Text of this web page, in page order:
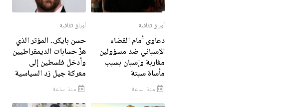
أوراق ثقافية
دعاوى أمام القضاء
الإسباني ضد مسؤولين
مغاربة وإسبان بسبب
مأساة سبتة
منذ ساعة
أوراق ثقافية
حسن بايكر.. المؤثر الذي
هزّ حسابات الديمقراطيين
وأدخل فلسطين إلى
معركة جيل زد السياسية
منذ ساعة